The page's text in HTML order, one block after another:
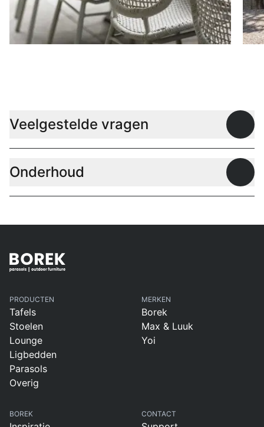
Veelgestelde vragen
Onderhoud
PRODUCTEN
Tafels
Stoelen
Lounge
Ligbedden
Parasols
Overig
MERKEN
Borek
Max & Luuk
Yoi
BOREK CONTACT